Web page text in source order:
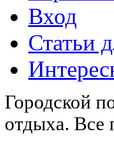
Вход
Статьи
Городской
отдыха. Все